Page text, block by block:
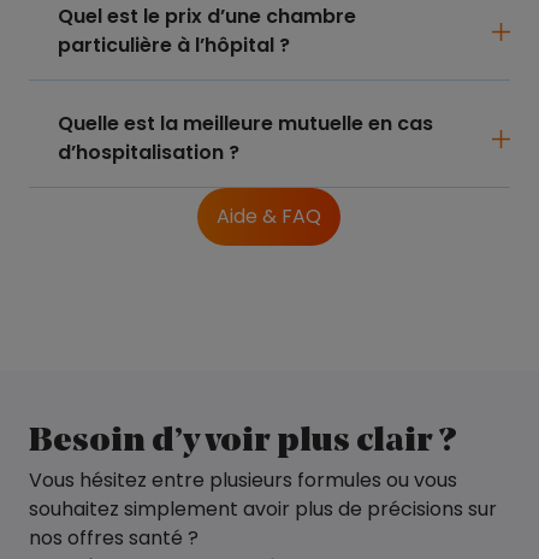
Quel est le prix d’une chambre
particulière à l’hôpital ?
Quelle est la meilleure mutuelle en cas
d’hospitalisation ?
Aide & FAQ
Besoin d’y voir plus clair ?
Vous hésitez entre plusieurs formules ou vous
souhaitez simplement avoir plus de précisions sur
nos offres santé ?